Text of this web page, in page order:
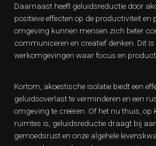
Daarnaast heeft geluidsreductie door
positieve effecten op de productiviteit en
omgeving kunnen mensen zich beter
communiceren en creatief denken. Dit
werkomgevingen waar focus en
Kortom, akoestische isolatie biedt een
geluidsoverlast te verminderen en een
omgeving te creëren. Of het nu thuis, op
ruimtes is, geluidsreductie draagt bij
gemoedsrust en onze algehele